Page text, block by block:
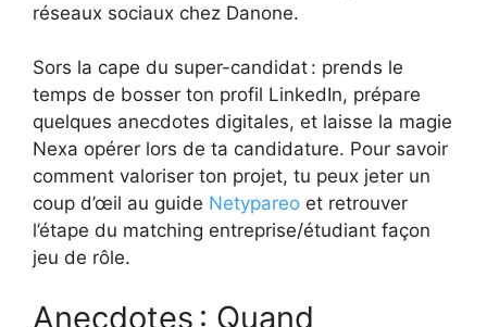
réseaux sociaux chez Danone.
Sors la cape du super-candidat : prends le
temps de bosser ton profil LinkedIn, prépare
quelques anecdotes digitales, et laisse la magie
Nexa opérer lors de ta candidature. Pour savoir
comment valoriser ton projet, tu peux jeter un
coup d’œil au guide Netypareo et retrouver
l’étape du matching entreprise/étudiant façon
jeu de rôle.
Anecdotes : Quand